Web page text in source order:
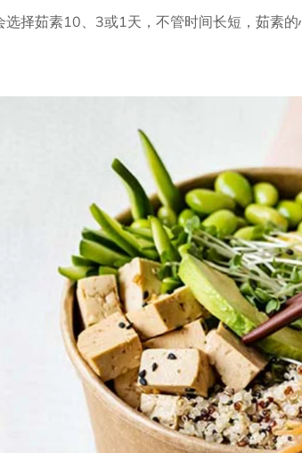
选择茹素10、3或1天，不管时间长短，茹素的